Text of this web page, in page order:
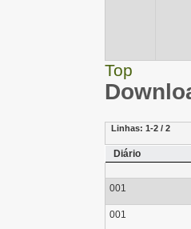
Top
Linhas: 1-2 / 2
Diário
001
001